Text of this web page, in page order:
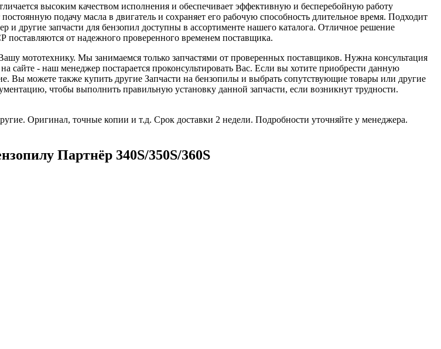
высоким качеством исполнения и обеспечивает эффективную и бесперебойную работу
подачу масла в двигатель и сохраняет его рабочую способность длительное время. Подходит
и другие запчасти для бензопил доступны в ассортименте нашего каталога. Отличное решение
от надежного проверенного временем поставщика.
мототехнику. Мы занимаемся только запчастями от проверенных поставщиков. Нужна консультация
- наш менеджер постарается проконсультировать Вас. Если вы хотите приобрести данную
Вы можете также купить другие Запчасти на бензопилы и выбрать сопутствующие товары или другие
чтобы выполнить правильную установку данной запчасти, если возникнут трудности.
Оригинал, точные копии и т.д. Срок доставки 2 недели. Подробности уточняйте у менеджера.
Партнёр 340S/350S/360S